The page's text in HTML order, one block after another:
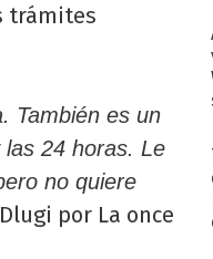
trámites
También es un
24 horas. Le
no quiere
por La once